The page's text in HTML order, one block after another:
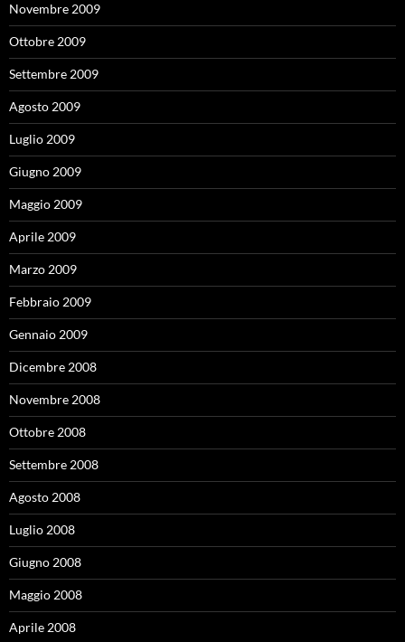
Novembre 2009
Ottobre 2009
Settembre 2009
Agosto 2009
Luglio 2009
Giugno 2009
Maggio 2009
Aprile 2009
Marzo 2009
Febbraio 2009
Gennaio 2009
Dicembre 2008
Novembre 2008
Ottobre 2008
Settembre 2008
Agosto 2008
Luglio 2008
Giugno 2008
Maggio 2008
Aprile 2008